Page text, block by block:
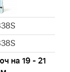
на 19 - 21